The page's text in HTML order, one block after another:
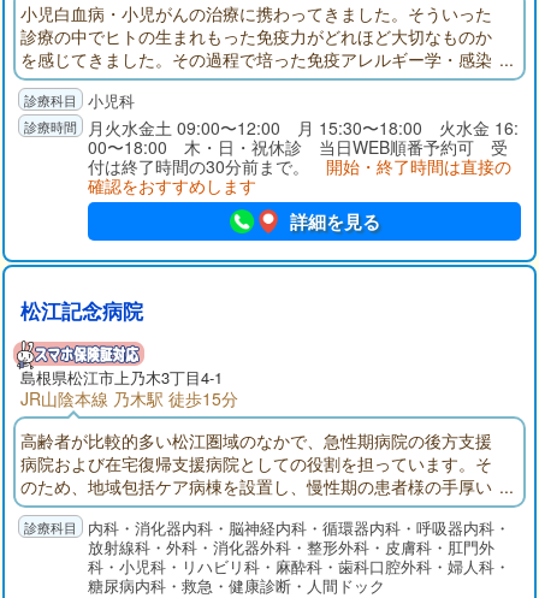
小児白血病・小児がんの治療に携わってきました。そういった
診療の中でヒトの生まれもった免疫力がどれほど大切なものか
を感じてきました。その過程で培った免疫アレルギー学・感染
症学の経験を活かし、感染症の適切な治療、食物アレルギー・
喘息の治療、予防接種の推進により、お子さんが健康に過ごせ
るようお手伝いしてまいりたいと思います。
小児科
月火水金土 09:00〜12:00 月 15:30〜18:00 火水金 16:
00〜18:00 木・日・祝休診 当日WEB順番予約可 受
付は終了時間の30分前まで。 開始・終了時間は直接の
確認をおすすめします
詳細を見る
松江記念病院
島根県松江市上乃木3丁目4-1
JR山陰本線 乃木駅 徒歩15分
高齢者が比較的多い松江圏域のなかで、急性期病院の後方支援
病院および在宅復帰支援病院としての役割を担っています。そ
のため、地域包括ケア病棟を設置し、慢性期の患者様の手厚い
リハビリテーションを行っています。また、終活緩和ケア委員
会の設置、対象患者様の定期的なラウンド等、終末期医療(end o
f life care)に注力しています。
内科・消化器内科・脳神経内科・循環器内科・呼吸器内科・
放射線科・外科・消化器外科・整形外科・皮膚科・肛門外
科・小児科・リハビリ科・麻酔科・歯科口腔外科・婦人科・
糖尿病内科・救急・健康診断・人間ドック